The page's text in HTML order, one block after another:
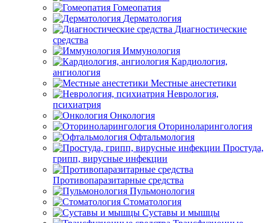
Гомеопатия
Дерматология
Диагностические
средства
Иммунология
Кардиология,
ангиология
Местные анестетики
Неврология,
психиатрия
Онкология
Оториноларингология
Офтальмология
Простуда,
грипп, вирусные инфекции
Противопаразитарные средства
Пульмонология
Стоматология
Суставы и мышцы